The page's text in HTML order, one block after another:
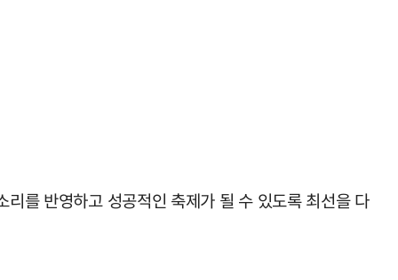
를 반영하고 성공적인 축제가 될 수 있도록 최선을 다